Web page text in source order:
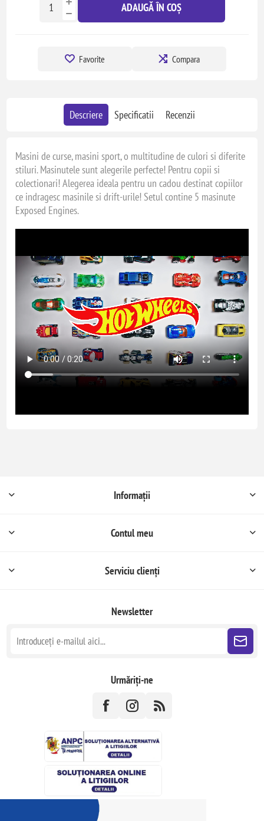
ADAUGĂ ÎN COȘ
Favorite Compara
Descriere Specificatii Recenzii
Masini de curse, masini sport, o multitudine de culori si diferite
stiluri. Masinutele sunt alegerile perfecte! Pentru copii si
colectionari! Alegerea ideala pentru un cadou destinat copiilor
ce indragesc masinile si drift-urile! Setul contine 5 masinute
Exposed Engines.
Informații
Contul meu
Serviciu clienți
Newsletter
Urmăriți-ne